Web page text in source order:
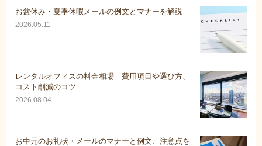
お盆休み・夏季休暇メールの例文とマナーを解説
2026.05.11
レンタルオフィスの料金相場｜費用項目や選び方、
コスト削減のコツ
2026.08.04
お中元のお礼状・メールのマナーと例文、注意点を